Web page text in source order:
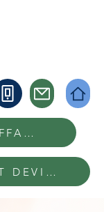
DEVIS CHAUFFAGE EN LIGNE
CATALOGUE ET DEVIS PORTAIL, PORTILLON ET CLÔTURE